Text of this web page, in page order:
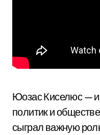
Юозас Киселюс —
политик и
сыграл важную